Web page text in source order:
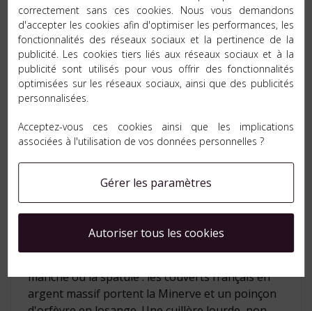
Comment savoir si des
couverts sont en argent massif
?
Recherchez un poinçon de titre : la tête de
Minerve (925 ‰ ou 800 ‰) dans un poinçon
octogonal, ou les chiffres 925, 800 ou 1000. Un
poinçon carré ou rectangulaire, la mention EPNS
ou le seul nom d'orfèvre indiquent au contraire
Comment reconnaître une
cuillère en argent ?
manche ou la spatule : les couverts français en
argent massif portent la Minerve et un poinçon
correctement sans ces cookies. Nous vous demandons
d'accepter les cookies afin d'optimiser les performances, les
fonctionnalités des réseaux sociaux et la pertinence de la
publicité. Les cookies tiers liés aux réseaux sociaux et à la
publicité sont utilisés pour vous offrir des fonctionnalités
optimisées sur les réseaux sociaux, ainsi que des publicités
personnalisées.
Acceptez-vous ces cookies ainsi que les implications
associées à l'utilisation de vos données personnelles ?
Gérer les paramètres
Autoriser tous les cookies